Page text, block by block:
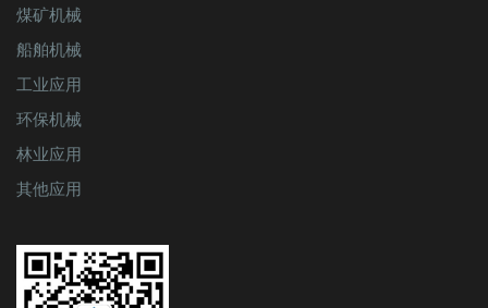
煤矿机械
船舶机械
工业应用
环保机械
林业应用
其他应用